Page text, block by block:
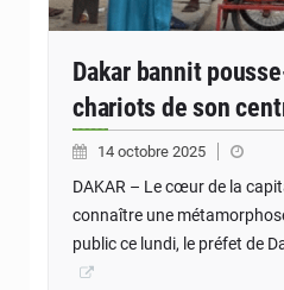
Dakar bannit
chariots de son
14 octobre 2025
DAKAR – Le cœur de la
connaître une
public ce lundi, le préfet de